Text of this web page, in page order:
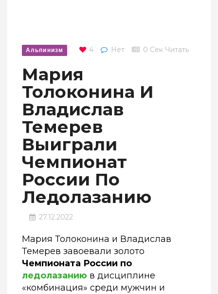
Альпинизм 4 Нет 0 Сек Читать
Мария
Толоконина И
Владислав
Темерев
Выиграли
Чемпионат
России По
Ледолазанию
27.12.2022
Мария Толоконина и Владислав
Темерев завоевали золото
Чемпионата России по
ледолазанию в дисциплине
«комбинация» среди мужчин и